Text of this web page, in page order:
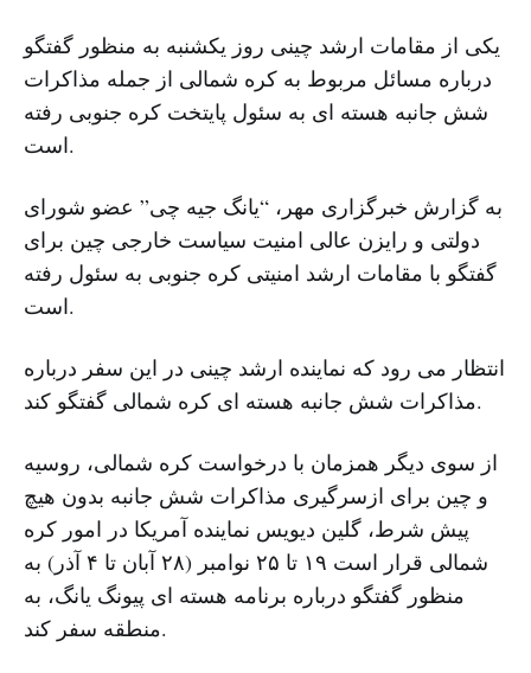
یکی از مقامات ارشد چینی روز یکشنبه به منظور گفتگو
درباره مسائل مربوط به کره شمالی از جمله مذاکرات
شش جانبه هسته ای به سئول پایتخت کره جنوبی رفته
است.
به گزارش خبرگزاری مهر، “یانگ جیه چی” عضو شورای
دولتی و رایزن عالی امنیت سیاست خارجی چین برای
گفتگو با مقامات ارشد امنیتی کره جنوبی به سئول رفته
است.
انتظار می رود که نماینده ارشد چینی در این سفر درباره
مذاکرات شش جانبه هسته ای کره شمالی گفتگو کند.
از سوی دیگر همزمان با درخواست کره شمالی، روسیه
و چین برای ازسرگیری مذاکرات شش جانبه بدون هیچ
پیش شرط، گلین دیویس نماینده آمریکا در امور کره
شمالی قرار است ۱۹ تا ۲۵ نوامبر (۲۸ آبان تا ۴ آذر) به
منظور گفتگو درباره برنامه هسته ای پیونگ یانگ، به
منطقه سفر کند.